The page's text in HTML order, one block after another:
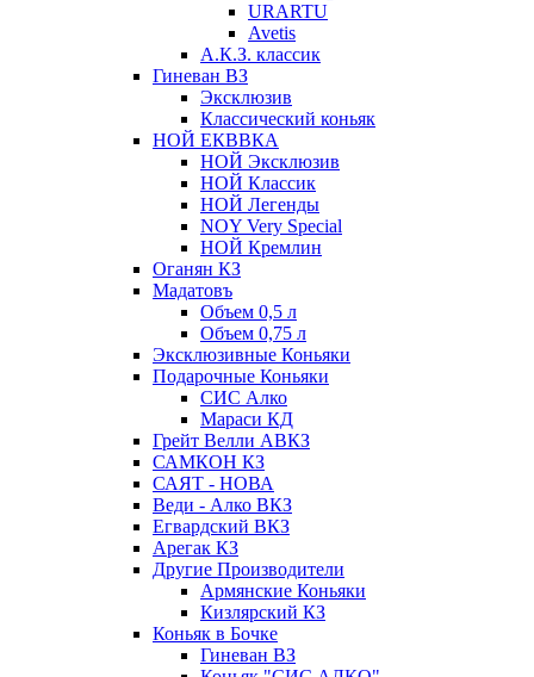
URARTU
Avetis
А.К.З. классик
Гиневан ВЗ
Эксклюзив
Классический коньяк
НОЙ ЕКВВКА
НОЙ Эксклюзив
НОЙ Классик
НОЙ Легенды
NOY Very Speсial
НОЙ Кремлин
Оганян КЗ
Мадатовъ
Объем 0,5 л
Объем 0,75 л
Эксклюзивные Коньяки
Подарочные Коньяки
СИС Алко
Мараси КД
Грейт Велли АВКЗ
САМКОН КЗ
САЯТ - НОВА
Веди - Алко ВКЗ
Егвардский ВКЗ
Арегак КЗ
Другие Производители
Армянские Коньяки
Кизлярский КЗ
Коньяк в Бочке
Гиневан ВЗ